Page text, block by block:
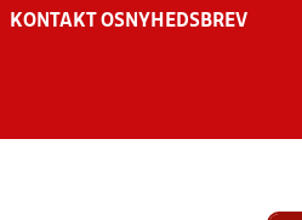
KONTAKT OS NYHEDSBREV